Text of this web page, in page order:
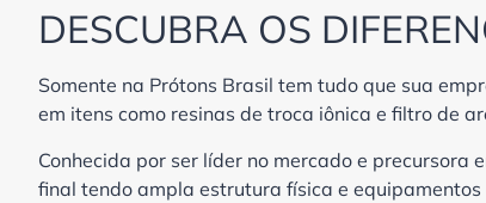
DESCUBRA OS
Somente na Prótons Brasil tem tudo que sua
em itens como resinas de troca iônica e filtro de
Conhecida por ser líder no mercado e
final tendo ampla estrutura física e